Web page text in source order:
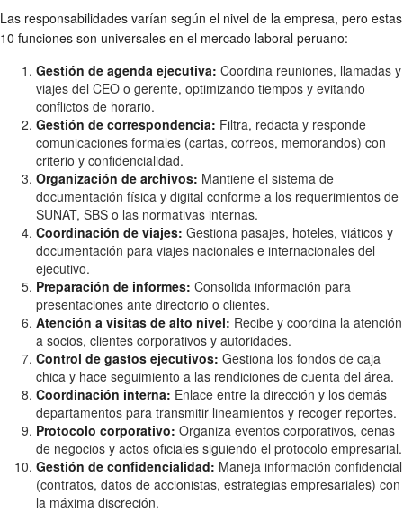
Las responsabilidades varían según el nivel de la empresa, pero estas
10 funciones son universales en el mercado laboral peruano:
Gestión de agenda ejecutiva: Coordina reuniones, llamadas y
viajes del CEO o gerente, optimizando tiempos y evitando
conflictos de horario.
Gestión de correspondencia: Filtra, redacta y responde
comunicaciones formales (cartas, correos, memorandos) con
criterio y confidencialidad.
Organización de archivos: Mantiene el sistema de
documentación física y digital conforme a los requerimientos de
SUNAT, SBS o las normativas internas.
Coordinación de viajes: Gestiona pasajes, hoteles, viáticos y
documentación para viajes nacionales e internacionales del
ejecutivo.
Preparación de informes: Consolida información para
presentaciones ante directorio o clientes.
Atención a visitas de alto nivel: Recibe y coordina la atención
a socios, clientes corporativos y autoridades.
Control de gastos ejecutivos: Gestiona los fondos de caja
chica y hace seguimiento a las rendiciones de cuenta del área.
Coordinación interna: Enlace entre la dirección y los demás
departamentos para transmitir lineamientos y recoger reportes.
Protocolo corporativo: Organiza eventos corporativos, cenas
de negocios y actos oficiales siguiendo el protocolo empresarial.
Gestión de confidencialidad: Maneja información confidencial
(contratos, datos de accionistas, estrategias empresariales) con
la máxima discreción.